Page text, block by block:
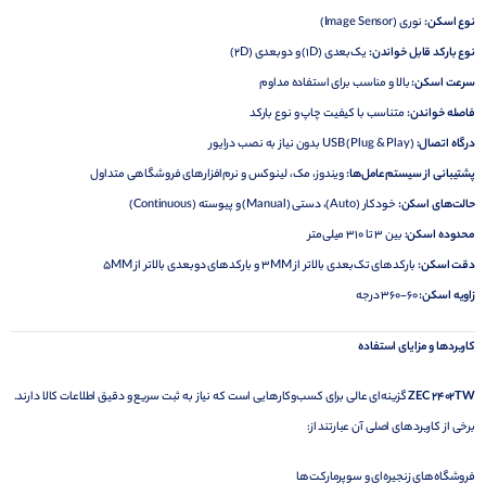
نوع اسکن:نوری (Image Sensor)
نوع بارکد قابل خواندن:یک‌بعدی (1D) و دوبعدی (2D)
سرعت اسکن:بالا و مناسب برای استفاده مداوم
فاصله خواندن:متناسب با کیفیت چاپ و نوع بارکد
درگاه اتصال:
پشتیبانی از سیستم‌عامل‌ها:ویندوز، مک، لینوکس و نرم‌افزارهای فروشگاهی متداول
حالت‌های اسکن:خودکار (Auto)، دستی (Manual) و پیوسته (Continuous)
محدوده اسکن:بین 3 تا 310 میلی‌متر
دقت اسکن:بارکدهای تک‌بعدی بالاتر از 3MM و بارکدهای دوبعدی بالاتر از 5MM
زاویه اسکن:60-360 درجه
کاربردها و مزایای استفاده
ZEC 2402TWگزینه‌ای عالی برای کسب‌وکارهایی است که نیاز به ثبت سریع و دقیق اطلاعات کالا دارند.
برخی از کاربردهای اصلی آن عبارتند از:
فروشگاه‌های زنجیره‌ای و سوپرمارکت‌ها